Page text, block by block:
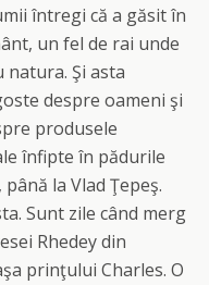
întregi că a găsit în
un fel de rai unde
Şi asta
despre oameni şi
produsele
înfipte în pădurile
la Vlad Ţepeş.
Sunt zile când merg
Rhedey din
prinţului Charles. O